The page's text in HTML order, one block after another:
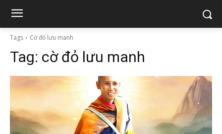
Tags Cờ đỏ lưu manh
Tag: cờ đỏ lưu manh